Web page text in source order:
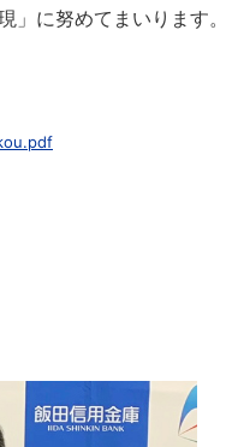
に努めてまいります。